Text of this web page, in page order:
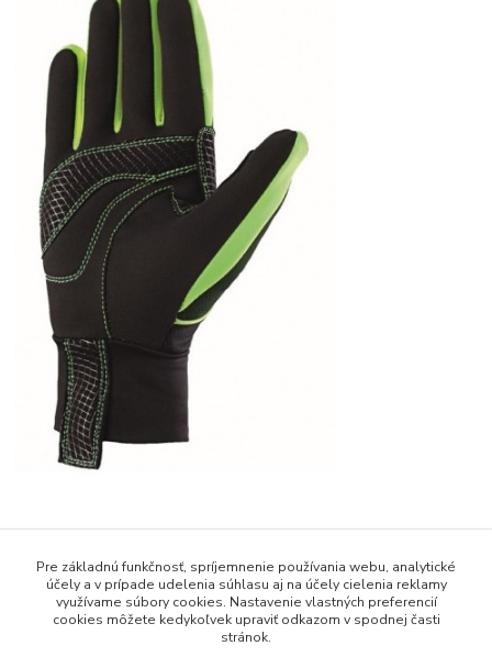
Tovar zaradený v kategóriách
Pre základnú funkčnosť, spríjemnenie používania webu, analytické
účely a v prípade udelenia súhlasu aj na účely cielenia reklamy
využívame súbory cookies. Nastavenie vlastných preferencií
cookies môžete kedykoľvek upraviť odkazom v spodnej časti
stránok.